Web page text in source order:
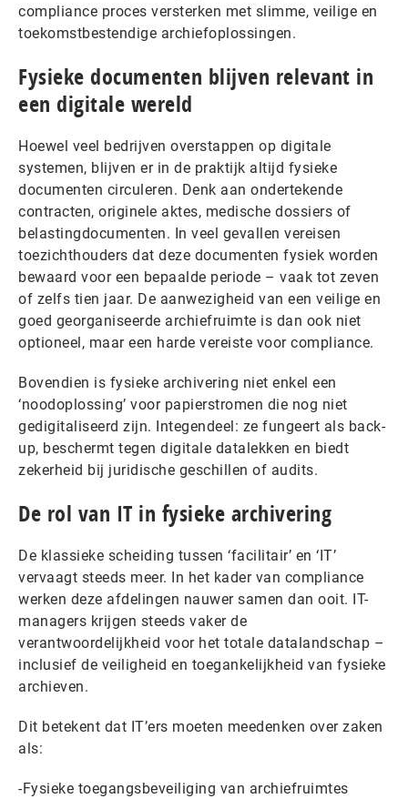
compliance proces versterken met slimme, veilige en
toekomstbestendige archiefoplossingen.
Fysieke documenten blijven relevant in
een digitale wereld
Hoewel veel bedrijven overstappen op digitale
systemen, blijven er in de praktijk altijd fysieke
documenten circuleren. Denk aan ondertekende
contracten, originele aktes, medische dossiers of
belastingdocumenten. In veel gevallen vereisen
toezichthouders dat deze documenten fysiek worden
bewaard voor een bepaalde periode – vaak tot zeven
of zelfs tien jaar. De aanwezigheid van een veilige en
goed georganiseerde archiefruimte is dan ook niet
optioneel, maar een harde vereiste voor compliance.
Bovendien is fysieke archivering niet enkel een
‘noodoplossing’ voor papierstromen die nog niet
gedigitaliseerd zijn. Integendeel: ze fungeert als back-
up, beschermt tegen digitale datalekken en biedt
zekerheid bij juridische geschillen of audits.
De rol van IT in fysieke archivering
De klassieke scheiding tussen ‘facilitair’ en ‘IT’
vervaagt steeds meer. In het kader van compliance
werken deze afdelingen nauwer samen dan ooit. IT-
managers krijgen steeds vaker de
verantwoordelijkheid voor het totale datalandschap –
inclusief de veiligheid en toegankelijkheid van fysieke
archieven.
Dit betekent dat IT’ers moeten meedenken over zaken
als:
-Fysieke toegangsbeveiliging van archiefruimtes